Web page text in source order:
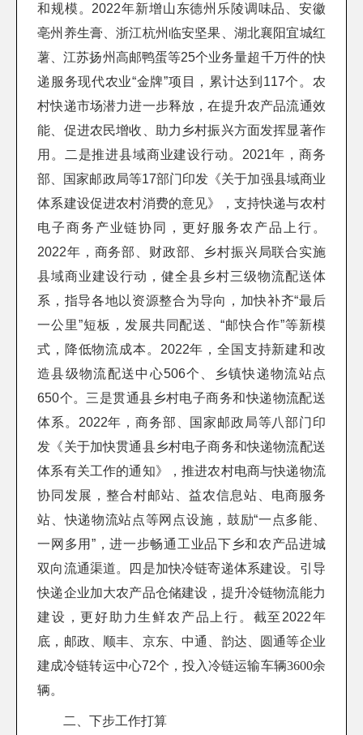
和规模。2022年新增山东德州乐陵调味品、安徽
亳州养生膏、浙江杭州临安坚果、湖北襄阳宜城红
薯、江苏扬州高邮鸭蛋等25个业务量超千万件的快
递服务现代农业“金牌”项目，累计达到117个。农
村快递市场潜力进一步释放，在提升农产品流通效
能、促进农民增收、助力乡村振兴方面发挥显著作
用。二是推进县域商业建设行动。2021年，商务
部、国家邮政局等17部门印发《关于加强县域商业
体系建设促进农村消费的意见》，支持快递与农村
电子商务产业链协同，更好服务农产品上行。
2022年，商务部、财政部、乡村振兴局联合实施
县域商业建设行动，健全县乡村三级物流配送体
系，指导各地以资源整合为导向，加快补齐“最后
一公里”短板，发展共同配送、“邮快合作”等新模
式，降低物流成本。2022年，全国支持新建和改
造县级物流配送中心506个、乡镇快递物流站点
650个。三是贯通县乡村电子商务和快递物流配送
体系。2022年，商务部、国家邮政局等八部门印
发《关于加快贯通县乡村电子商务和快递物流配送
体系有关工作的通知》，推进农村电商与快递物流
协同发展，整合村邮站、益农信息站、电商服务
站、快递物流站点等网点设施，鼓励“一点多能、
一网多用”，进一步畅通工业品下乡和农产品进城
双向流通渠道。四是加快冷链寄递体系建设。引导
快递企业加大农产品仓储建设，提升冷链物流能力
建设，更好助力生鲜农产品上行。截至2022年
底，邮政、顺丰、京东、中通、韵达、圆通等企业
建成冷链转运中心72个，投入冷链运输车辆3600余
辆。
二、下步工作打算